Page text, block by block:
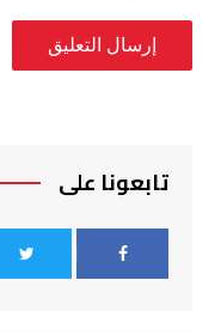
تابعونا على